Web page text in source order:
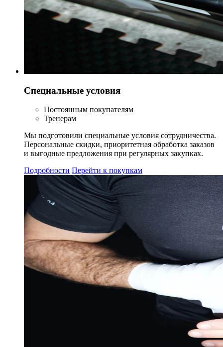
Специальные условия
Постоянным покупателям
Тренерам
Мы подготовили специальные условия сотрудничества.
Персональные скидки, приоритетная обработка заказов
и выгодные предложения при регулярных закупках.
Подробности Перейти к покупкам